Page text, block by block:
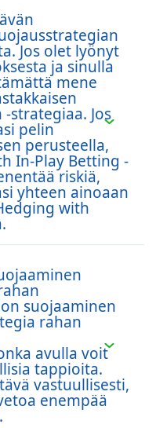
Jos olet lyönyt
ja sinulla
mene
strategiaa. Jos
pelin
perusteella,
In-Play Betting -
riskiä,
yhteen ainoaan
with
suojaaminen
rahan
avulla voit
tappioita.
vastuullisesti,
enempää